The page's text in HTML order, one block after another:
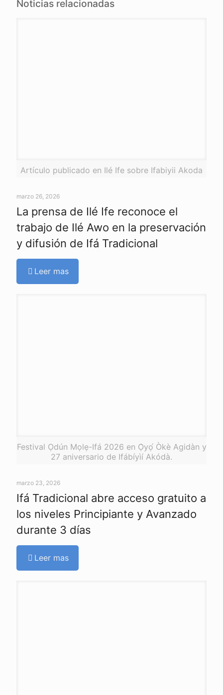
Noticias relacionadas
Artículo publicado en Ilé Ife sobre Ifabiyii Akoda
marzo 26, 2026
La prensa de Ilé Ife reconoce el
trabajo de Ilé Awo en la preservación
y difusión de Ifá Tradicional
Leer mas
Festival Ọdún Mọlẹ-Ifá 2026 en Ọ̀yọ́ Òkè Agidàn y
27 aniversario de Ifábíyìí Akódà.
marzo 23, 2026
Ifá Tradicional abre acceso gratuito a
los niveles Principiante y Avanzado
durante 3 días
Leer mas